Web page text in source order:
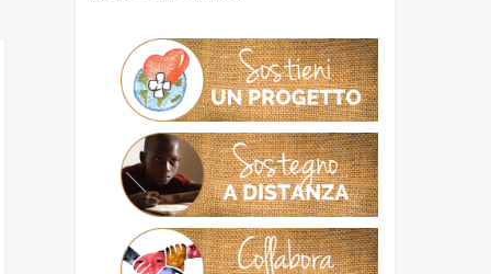
Missionarie a
Independência:
piccola 3° Congresso